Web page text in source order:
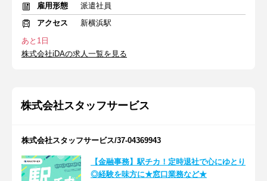
雇用形態
派遣社員
アクセス
新横浜駅
あと1日
株式会社iDAの求人一覧を見る
株式会社スタッフサービス
株式会社スタッフサービス/37-04369943
【金融事務】駅チカ！定時退社で心にゆとり
◎経験を味方に★窓口業務など★